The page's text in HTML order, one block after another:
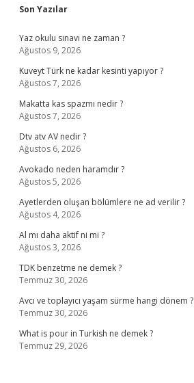
Sidebar
Son Yazılar
Yaz okulu sınavı ne zaman ?
Ağustos 9, 2026
Kuveyt Türk ne kadar kesinti yapıyor ?
Ağustos 7, 2026
Makatta kas spazmı nedir ?
Ağustos 7, 2026
Dtv atv AV nedir ?
Ağustos 6, 2026
Avokado neden haramdır ?
Ağustos 5, 2026
Ayetlerden oluşan bölümlere ne ad verilir ?
Ağustos 4, 2026
Al mı daha aktif ni mi ?
Ağustos 3, 2026
TDK benzetme ne demek ?
Temmuz 30, 2026
Avcı ve toplayıcı yaşam sürme hangi dönem ?
Temmuz 30, 2026
What is pour in Turkish ne demek ?
Temmuz 29, 2026